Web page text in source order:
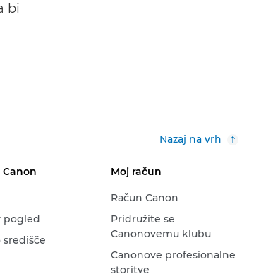
bi
Nazaj na vrh
pogled
središče
Moj račun
Račun Canon
Pridružite se
Canonovemu klubu
Canonove profesionalne
storitve